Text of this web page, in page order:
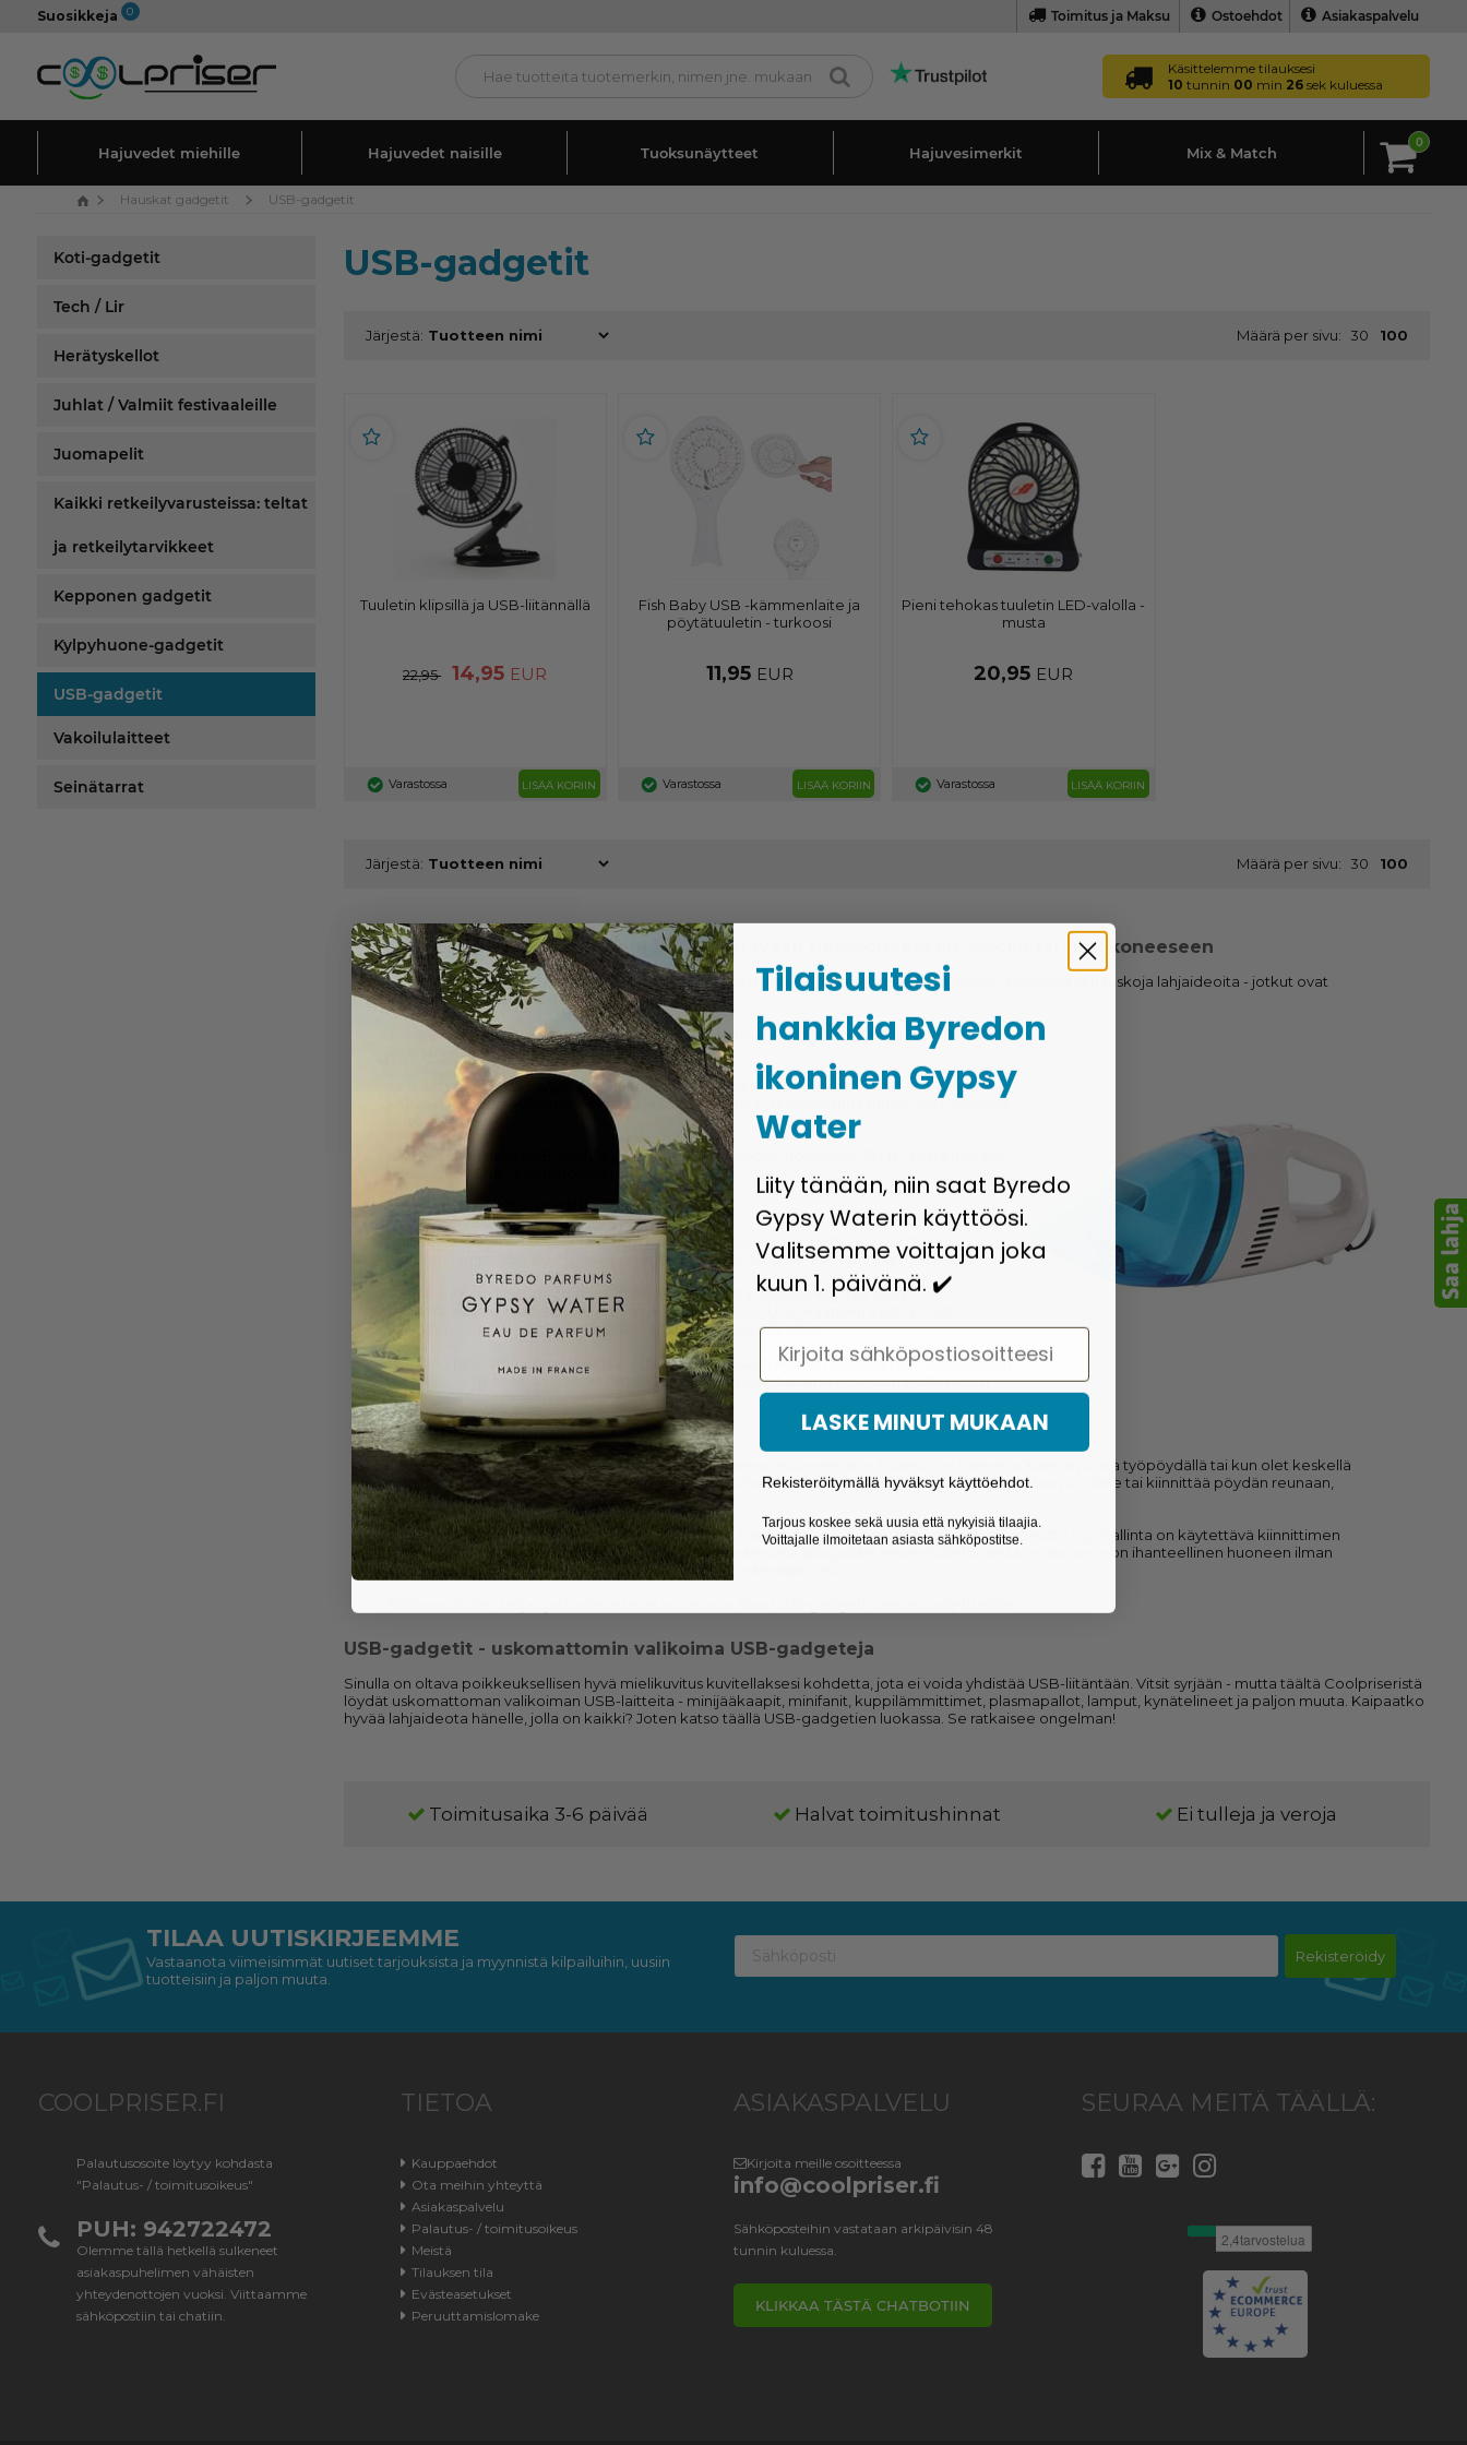
Suosikkeja 0 Toimitus ja Maksu Ostoehdot Asiakaspalvelu
Käsittelemme tilauksesi
10 tunnin 00 min 25sek kuluessa
Hajuvedet miehille Hajuvedet naisille Tuoksunäytteet Hajuvesimerkit Mix & Match
0
Hauskat gadgetit USB-gadgetit
Koti-gadgetit
Tech / Lir
Herätyskellot
Juhlat / Valmiit festivaaleille
Juomapelit
Kaikki retkeilyvarusteissa: teltat
ja retkeilytarvikkeet
Kepponen gadgetit
Kylpyhuone-gadgetit
USB-gadgetit
Vakoilulaitteet
Seinätarrat
USB-gadgetit
Järjestä: Määrä per sivu: 30 100
Tuuletin klipsillä ja USB-liitännällä
22,95 14,95 EUR
Varastossa LISÄÄ KORIIN
Fish Baby USB -kämmenlaite ja
pöytätuuletin - turkoosi
11,95 EUR
Varastossa LISÄÄ KORIIN
Pieni tehokas tuuletin LED-valolla -
musta
20,95 EUR
Varastossa LISÄÄ KORIIN
Järjestä: Määrä per sivu: 30 100
USB-gadgetit - helppo yhteys kannettavaan tietokoneeseen, Maciin tai tietokoneeseen
USB-gadgetit - hieno keksintö yhdistääksesi kannettavan tietokoneen tai tietokoneen. Hauskoja ja hauskoja lahjaideoita - jotkut ovat
käytännöllisiä, toiset todella hauskoja.
Tietenkin on vaikea korostaa joitain USB-laitteita muihin nähden. Kaikki USB-laitteemme
ovat jännittäviä kukin omalla tavallaan.
Yksi suosituimmista myyjistä on kuitenkin 4-porttinen USB-keskitin ja USB-kuppilämmitin,
jotka voivat pitää kahvin lämpimänä ja samalla toimia jakeluporttina muille USB-vaativille
laitteillesi.
Laitteessa on neljä USB-porttia, ja se tukee sekä täyden nopeuden 12 Mt / s että matalan
nopeuden 1,5 Mt / s siirtonopeutta.
USB-gadgetit - purkitetut jääkaapit
Voit ketjuttaa jopa 127 USB-laitetta mukinpidikkeeseen, joka pitää kahvia / teetä /
juomaa / lämpöä 50-60 ° C: ssa. Punainen LED-valo osoittaa, kun lämmitin on päällä.
Toinen suosittu USB-gadget on USB-jääkaappi, jota voidaan käyttää sekä
soodasäilykkeisiin että olutöljyihin mukana toimitetun USB-kaapelin kautta. USB-
jääkaappi sopii käytännöllisesti katsoen kaikenlaisiin tölkeihin.
Plug and play -toiminto tarkoittaa, että yksinkertaisesti kytket jääkaapin tietokoneeseen,
minkä jälkeen se alkaa jäähtyä. Jääkaapissa on myös virtapainike. Se toimii sekä PC: n
että Macin kanssa.
Fanit USB-liitännällä
Tuulettimia, joissa on USB-liitäntä, on saatavana useina muunnelmina. Tuuletin on kätevä ja kätevä juosta työpöydällä tai kun olet keskellä
jännittävää tietokonepeliä. Katso esimerkiksi älypuhallin, jossa on kiinnitin, joka voidaan sijoittaa pöydälle tai kiinnittää pöydän reunaan,
ikkunalaudalle ja moniin muihin paikkoihin.
Tuulettimella on 2 nopeutta ja se voi kiertää 360 ° haluamaasi asentoon. Kun käytetään nopeutta II, puhallinta on käytettävä kiinnittimen
kanssa, muuten se liikkuu pöydän ympäri. Vahva ja kestävä pitopidike tekee tuulettimesta joustavan ja on ihanteellinen huoneen ilman
jäähdyttämiseen, kun olet pelaaja tai vain kuumana kesäpäivänä.
USB-gadgetit - uskomattomin valikoima USB-gadgeteja
Sinulla on oltava poikkeuksellisen hyvä mielikuvitus kuvitellaksesi kohdetta, jota ei voida yhdistää USB-liitäntään. Vitsit syrjään - mutta täältä Coolpriseristä
löydät uskomattoman valikoiman USB-laitteita - minijääkaapit, minifanit, kuppilämmittimet, plasmapallot, lamput, kynätelineet ja paljon muuta. Kaipaatko
hyvää lahjaideota hänelle, jolla on kaikki? Joten katso täällä USB-gadgetien luokassa. Se ratkaisee ongelman!
Toimitusaika 3-6 päivää Halvat toimitushinnat Ei tulleja ja veroja
TILAA UUTISKIRJEEMME
Vastaanota viimeisimmät uutiset tarjouksista ja myynnistä kilpailuihin, uusiin
tuotteisiin ja paljon muuta.
Rekisteröidy
COOLPRISER.FI
Palautusosoite löytyy kohdasta
"Palautus- / toimitusoikeus"
PUH: 942722472
Olemme tällä hetkellä sulkeneet
asiakaspuhelimen vähäisten
yhteydenottojen vuoksi. Viittaamme
sähköpostiin tai chatiin.
TIETOA
Kauppaehdot
Ota meihin yhteyttä
Asiakaspalvelu
Palautus- / toimitusoikeus
Meistä
Tilauksen tila
Evästeasetukset
Peruuttamislomake
ASIAKASPALVELU
Kirjoita meille osoitteessa
info@coolpriser.fi
Sähköposteihin vastataan arkipäivisin 48
tunnin kuluessa.
KLIKKAA TÄSTÄ CHATBOTIIN
SEURAA MEITÄ TÄÄLLÄ:
Tilaisuutesi
hankkia Byredon
ikoninen Gypsy
Water
Liity tänään, niin saat Byredo
Gypsy Waterin käyttöösi.
Valitsemme voittajan joka
kuun 1. päivänä. ✔️
Email
LASKE MINUT MUKAAN
Rekisteröitymällä hyväksyt käyttöehdot.
Tarjous koskee sekä uusia että nykyisiä tilaajia.
Voittajalle ilmoitetaan asiasta sähköpostitse.